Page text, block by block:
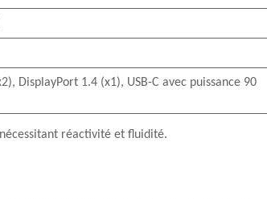
DisplayPort 1.4 (x1), USB-C avec puissance 90
réactivité et fluidité.